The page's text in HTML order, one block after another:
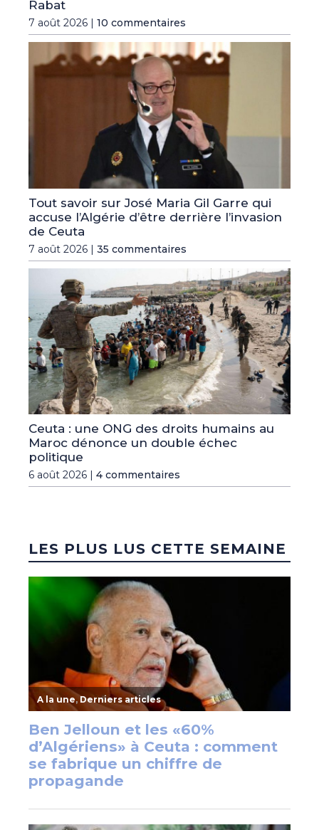
Rabat
7 août 2026 | 10 commentaires
Tout savoir sur José Maria Gil Garre qui
accuse l’Algérie d’être derrière l’invasion
de Ceuta
7 août 2026 | 35 commentaires
Ceuta : une ONG des droits humains au
Maroc dénonce un double échec
politique
6 août 2026 | 4 commentaires
LES PLUS LUS CETTE SEMAINE